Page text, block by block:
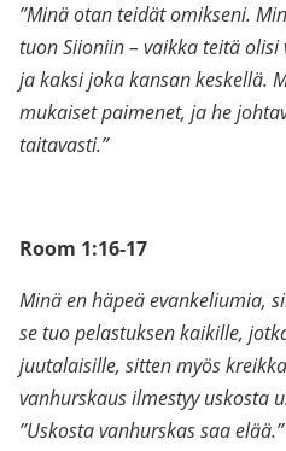
”Minä otan teidät omikseni.
tuon Siioniin – vaikka teitä
ja kaksi joka kansan keskellä.
mukaiset paimenet, ja he
taitavasti.”
Room 1:16-17
Minä en häpeä evankeliumia,
se tuo pelastuksen kaikille,
juutalaisille, sitten myös
vanhurskaus ilmestyy uskosta
”Uskosta vanhurskas saa elää.”